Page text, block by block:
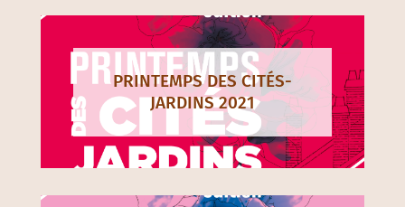
PRINTEMPS DES CITÉS-
JARDINS 2021